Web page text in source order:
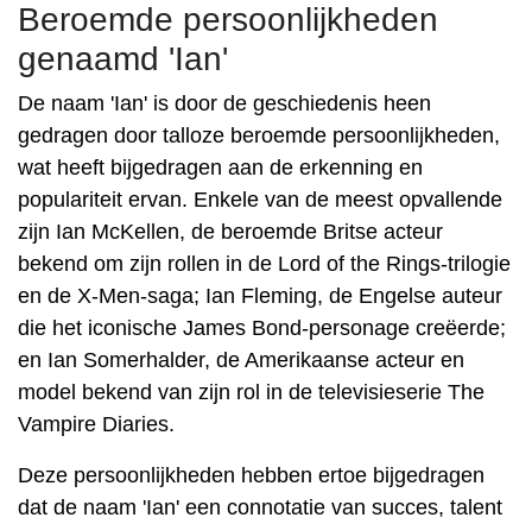
Beroemde persoonlijkheden
genaamd 'Ian'
De naam 'Ian' is door de geschiedenis heen
gedragen door talloze beroemde persoonlijkheden,
wat heeft bijgedragen aan de erkenning en
populariteit ervan. Enkele van de meest opvallende
zijn Ian McKellen, de beroemde Britse acteur
bekend om zijn rollen in de Lord of the Rings-trilogie
en de X-Men-saga; Ian Fleming, de Engelse auteur
die het iconische James Bond-personage creëerde;
en Ian Somerhalder, de Amerikaanse acteur en
model bekend van zijn rol in de televisieserie The
Vampire Diaries.
Deze persoonlijkheden hebben ertoe bijgedragen
dat de naam 'Ian' een connotatie van succes, talent